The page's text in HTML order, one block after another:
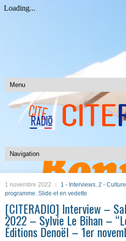
1 novembre 2022 1 - Interviews, 2 - Culture
programme, Slide et en vedette
[CITERADIO] Interview –
2022 – Sylvie Le Bihan –
Éditions Denoël – 1er